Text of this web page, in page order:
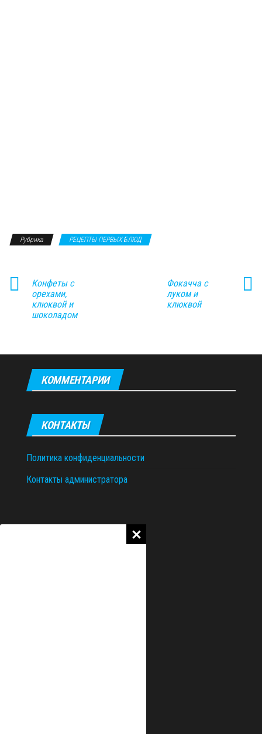
Рубрика РЕЦЕПТЫ ПЕРВЫХ БЛЮД
Конфеты с
орехами,
клюквой и
шоколадом
Фокачча с
луком и
клюквой
КОММЕНТАРИИ
КОНТАКТЫ
Политика конфиденциальности
Контакты администратора